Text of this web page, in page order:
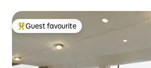
Top guest favourite
Guest favourite